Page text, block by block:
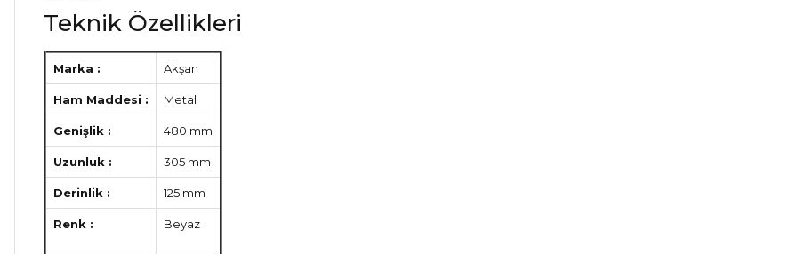
Teknik Özellikleri
Marka : Akşan
Ham Maddesi : Metal
Genişlik : 480 mm
Uzunluk : 305 mm
Derinlik : 125 mm
Renk : Beyaz